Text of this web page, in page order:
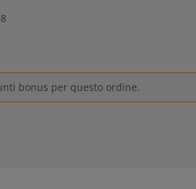
bonus per questo ordine.